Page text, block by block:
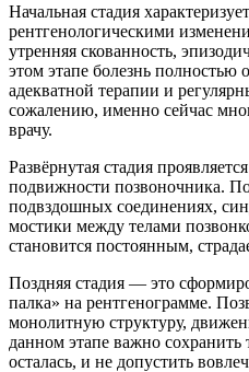
Начальная стадия
рентгенологическими
утренняя скованность,
этом этапе болезнь полностью
адекватной терапии и
сожалению, именно сейчас
врачу.
Развёрнутая стадия
подвижности позвоночника.
подвздошных соединениях,
мостики между телами
становится постоянным,
Поздняя стадия — это
палка» на рентгенограмме.
монолитную структуру,
данном этапе важно
осталась, и не допустить